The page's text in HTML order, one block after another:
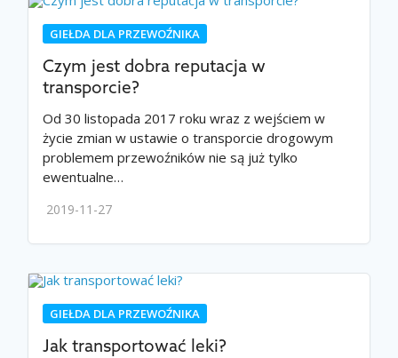
GIEŁDA DLA PRZEWOŹNIKA
Czym jest dobra reputacja w
transporcie?
Od 30 listopada 2017 roku wraz z wejściem w
życie zmian w ustawie o transporcie drogowym
problemem przewoźników nie są już tylko
ewentualne…
2019-11-27
GIEŁDA DLA PRZEWOŹNIKA
Jak transportować leki?